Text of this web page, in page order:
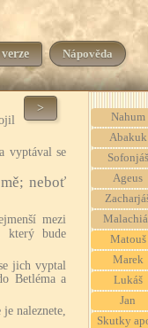
Nápověda
>
vyptával se
neboť
mezi
který bude
jich vyptal
Betléma a
naleznete,
Nahum
Abakuk
Sofonjáš
Ageus
Matouš
Marek
Lukáš
Jan
Skutky